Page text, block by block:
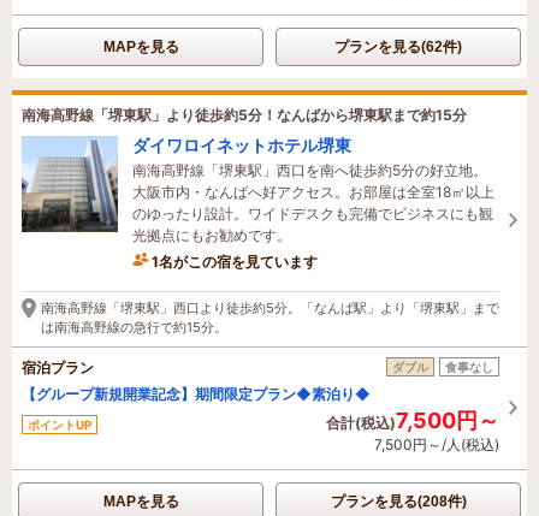
MAPを見る プランを見る(62件)
南海高野線「堺東駅」より徒歩約5分！なんばから堺東駅まで約15分
ダイワロイネットホテル堺東
南海高野線「堺東駅」西口を南へ徒歩約5分の好立地。
大阪市内・なんばへ好アクセス。お部屋は全室18㎡以上
のゆったり設計。ワイドデスクも完備でビジネスにも観
光拠点にもお勧めです。
1名がこの宿を見ています
1時間前に予約されました
南海高野線「堺東駅」西口より徒歩約5分。「なんば駅」より「堺東駅」まで
は南海高野線の急行で約15分。
宿泊プラン ダブル 食事なし
【グループ新規開業記念】期間限定プラン◆素泊り◆
ポイントUP 合計(税込)7,500円～
7,500円～/人(税込)
MAPを見る プランを見る(208件)